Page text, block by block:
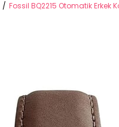
Fossil BQ2215 Otomatik Erkek